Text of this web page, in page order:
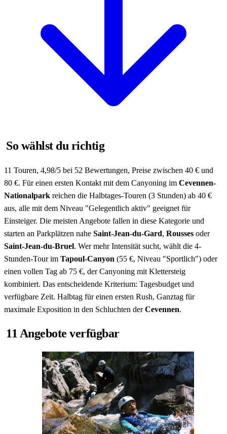
So wählst du richtig
11 Touren, 4,98/5 bei 52 Bewertungen, Preise zwischen 40 € und
80 €. Für einen ersten Kontakt mit dem Canyoning im Cevennen-
Nationalpark reichen die Halbtages-Touren (3 Stunden) ab 40 €
aus, alle mit dem Niveau "Gelegentlich aktiv" geeignet für
Einsteiger. Die meisten Angebote fallen in diese Kategorie und
starten an Parkplätzen nahe Saint-Jean-du-Gard, Rousses oder
Saint-Jean-du-Bruel. Wer mehr Intensität sucht, wählt die 4-
Stunden-Tour im Tapoul-Canyon (55 €, Niveau "Sportlich") oder
einen vollen Tag ab 75 €, der Canyoning mit Klettersteig
kombiniert. Das entscheidende Kriterium: Tagesbudget und
verfügbare Zeit. Halbtag für einen ersten Rush, Ganztag für
maximale Exposition in den Schluchten derCevennen.
11 Angebote verfügbar